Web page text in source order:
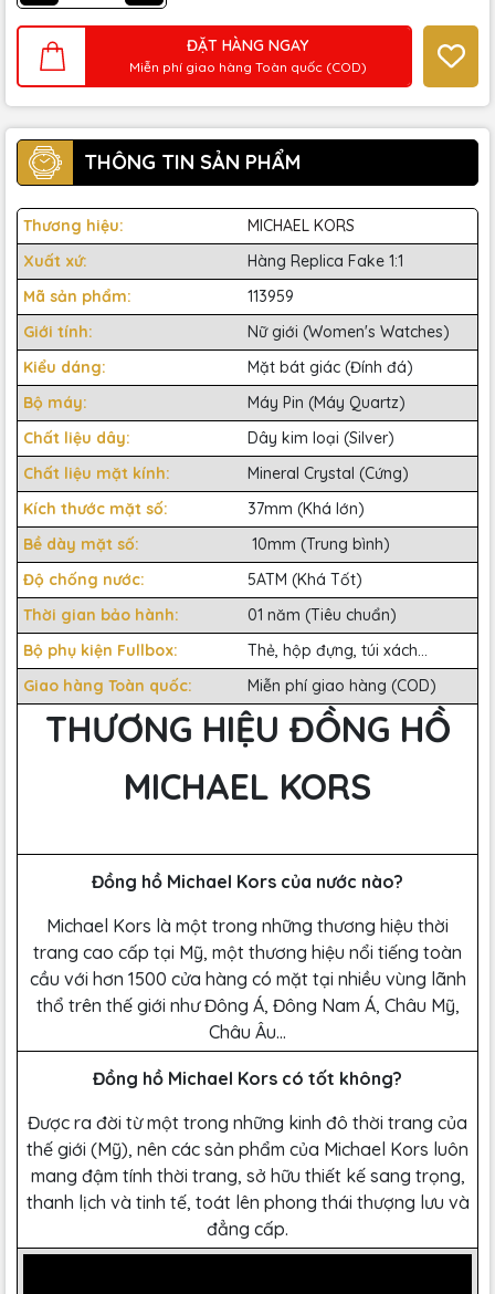
ĐẶT HÀNG NGAY
Miễn phí giao hàng Toàn quốc (COD)
THÔNG TIN SẢN PHẨM
Thương hiệu:
MICHAEL KORS
Xuất xứ:
Hàng Replica Fake 1:1
Mã sản phẩm:
113959
Giới tính:
Nữ giới (Women's Watches)
Kiểu dáng:
Mặt bát giác (Đính đá)
Bộ máy:
Máy Pin (Máy Quartz)
Chất liệu dây:
Dây kim loại (Silver)
Chất liệu mặt kính:
Mineral Crystal (Cứng)
Kích thước mặt số:
37mm (Khá lớn)
Bề dày mặt số:
10mm (Trung bình)
Độ chống nước:
5ATM (Khá Tốt)
Thời gian bảo hành:
01 năm (Tiêu chuẩn)
Bộ phụ kiện Fullbox:
Thẻ, hộp đựng, túi xách...
Giao hàng Toàn quốc:
Miễn phí giao hàng (COD)
THƯƠNG HIỆU ĐỒNG HỒ
MICHAEL KORS
Đồng hồ Michael Kors của nước nào?
Michael Kors là một trong những thương hiệu thời
trang cao cấp tại Mỹ, một thương hiệu nổi tiếng toàn
cầu với hơn 1500 cửa hàng có mặt tại nhiều vùng lãnh
thổ trên thế giới như Đông Á, Đông Nam Á, Châu Mỹ,
Châu Âu…
Đồng hồ Michael Kors có tốt không?
Được ra đời từ một trong những kinh đô thời trang của
thế giới (Mỹ), nên các sản phẩm của Michael Kors luôn
mang đậm tính thời trang, sở hữu thiết kế sang trọng,
thanh lịch và tinh tế, toát lên phong thái thượng lưu và
đẳng cấp.